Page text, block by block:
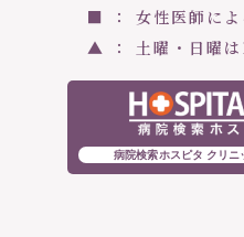
■ ： 女性医師によ
▲ ： 土曜・日曜
病院検索ホスピタ クリニ